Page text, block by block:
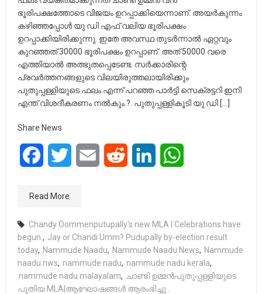
ഭൂരിപക്ഷത്തോടെ വിജയം ഉറപ്പാക്കിയെന്നാണ്. അയർകുന്നം
കഴിഞ്ഞപ്പോൾ യു ഡി എഫ് വലിയ ഭൂരിപക്ഷം
ഉറപ്പാക്കിയിരിക്കുന്നു. ഇതേ അവസ്ഥ തുടർന്നാൽ ഏറ്റവും
കുറഞ്ഞത് 30000 ഭൂരിപക്ഷം ഉറപ്പാണ്. അത് 50000 വരെ
എത്തിയാൽ അത്ഭുതപ്പെടേണ്ട. സർക്കാരിന്റെ
പ്രവർത്തനങ്ങളുടെ വിലയിരുത്തലായിരിക്കും
പുതുപ്പള്ളിയുടെ ഫലം എന്ന് പറഞ്ഞ പാർട്ടി സെക്രട്ടറി ഇനി
എന്ത്‌ വിശദീകരണം നൽകും.?. പുതുപ്പള്ളികൂടി യു ഡി […]
Share News
FacebookTwitter Email Reddit LinkedIn
Read More
Chandy Oommenputupally's new MLA | Celebrations have
begun., Jay or Chandi Umm? Pudupally by-election result
today, Nammude Naadu, Nammude Naadu News, Nammude
naadu nws, nammude nadu, nammude nadu kerala,
nammude nadu malayalam, ചാണ്ടി ഉമ്മൻപുതുപ്പള്ളിയുടെ
പുതിയ MLA|ആഘോഷങ്ങൾ ആരംഭിച്ചു .